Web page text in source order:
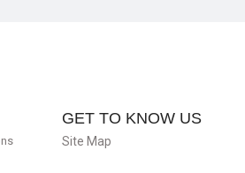
GET TO KNOW US
Site Map